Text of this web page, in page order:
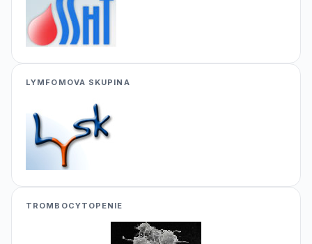
LYMFOMOVA SKUPINA
TROMBOCYTOPENIE